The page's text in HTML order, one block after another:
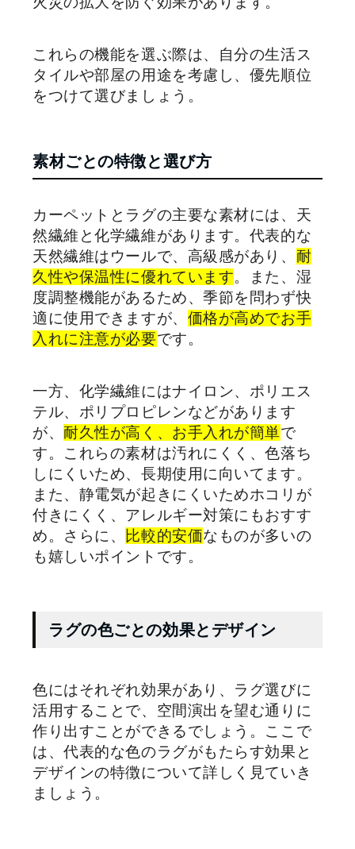
これらの機能を選ぶ際は、自分の生活ス
タイルや部屋の用途を考慮し、優先順位
をつけて選びましょう。
素材ごとの特徴と選び方
カーペットとラグの主要な素材には、天
然繊維と化学繊維があります。代表的な
天然繊維はウールで、高級感があり、 耐
久性や保温性に優れています。また、湿
度調整機能があるため、季節を問わず快
適に使用できますが、 価格が高めでお手
入れに注意が必要です。
一方、化学繊維にはナイロン、ポリエス
テル、ポリプロピレンなどがあります
が、 耐久性が高く、お手入れが簡単で
す。これらの素材は汚れにくく、色落ち
しにくいため、長期使用に向いてます。
また、静電気が起きにくいためホコリが
付きにくく、アレルギー対策にもおすす
め。さらに、
比較的安価なものが多いの
も嬉しいポイントです。
ラグの色ごとの効果とデザイン
色にはそれぞれ効果があり、ラグ選びに
活用することで、空間演出を望む通りに
作り出すことができるでしょう。ここで
は、代表的な色のラグがもたらす効果と
デザインの特徴について詳しく見ていき
ましょう。